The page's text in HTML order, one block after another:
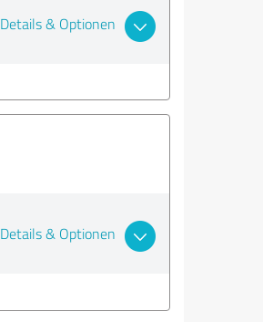
Details & Optionen
Details & Optionen